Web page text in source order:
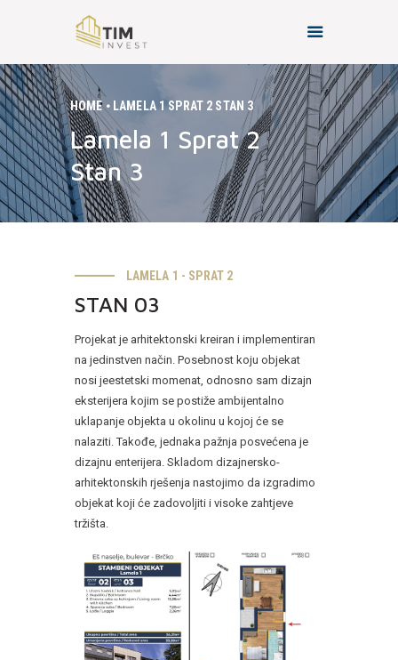
HOME LAMELA 1 SPRAT 2 STAN 3
Lamela 1 Sprat 2
Stan 3
HOME
O NAMA
PROJEKTI
KONTAKT
LAMELA 1 - SPRAT 2
STAN 03
Projekat je arhitektonski kreiran i implementiran
na jedinstven način. Posebnost koju objekat
nosi jeestetski momenat, odnosno sam dizajn
eksterijera kojim se postiže ambijentalno
uklapanje objekta u okolinu u kojoj će se
nalaziti. Takođe, jednaka pažnja posvećena je
dizajnu enterijera. Skladom dizajnersko-
arhitektonskih rješenja nastojimo da izgradimo
objekat koji će zadovoljiti i visoke zahtjeve
tržišta.